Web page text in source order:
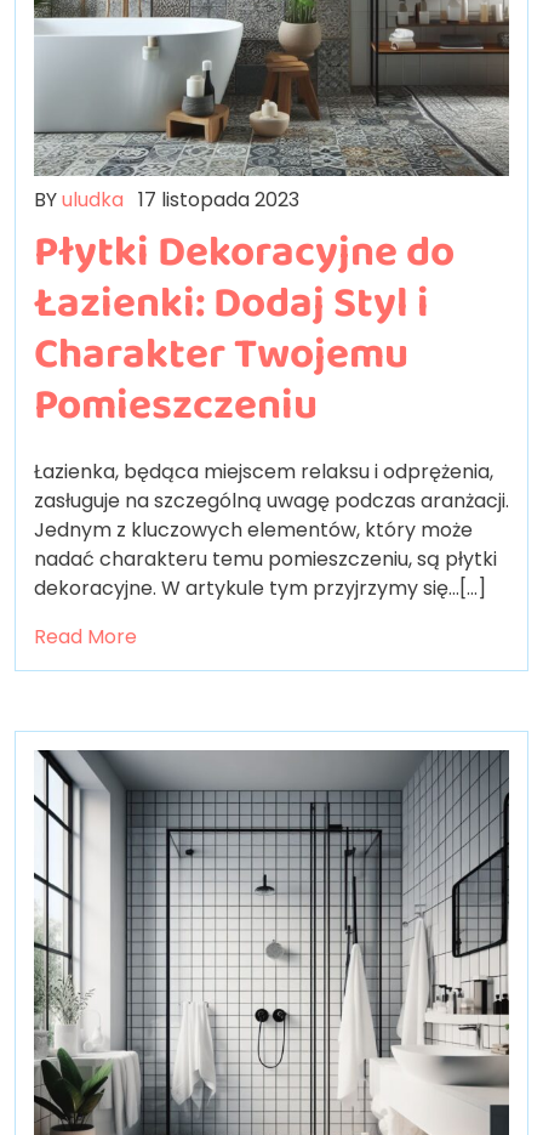
BYuludka 17 listopada 2023
Płytki Dekoracyjne do
Łazienki: Dodaj Styl i
Charakter Twojemu
Pomieszczeniu
Łazienka, będąca miejscem relaksu i odprężenia,
zasługuje na szczególną uwagę podczas aranżacji.
Jednym z kluczowych elementów, który może
nadać charakteru temu pomieszczeniu, są płytki
dekoracyjne. W artykule tym przyjrzymy się…[...]
Read More